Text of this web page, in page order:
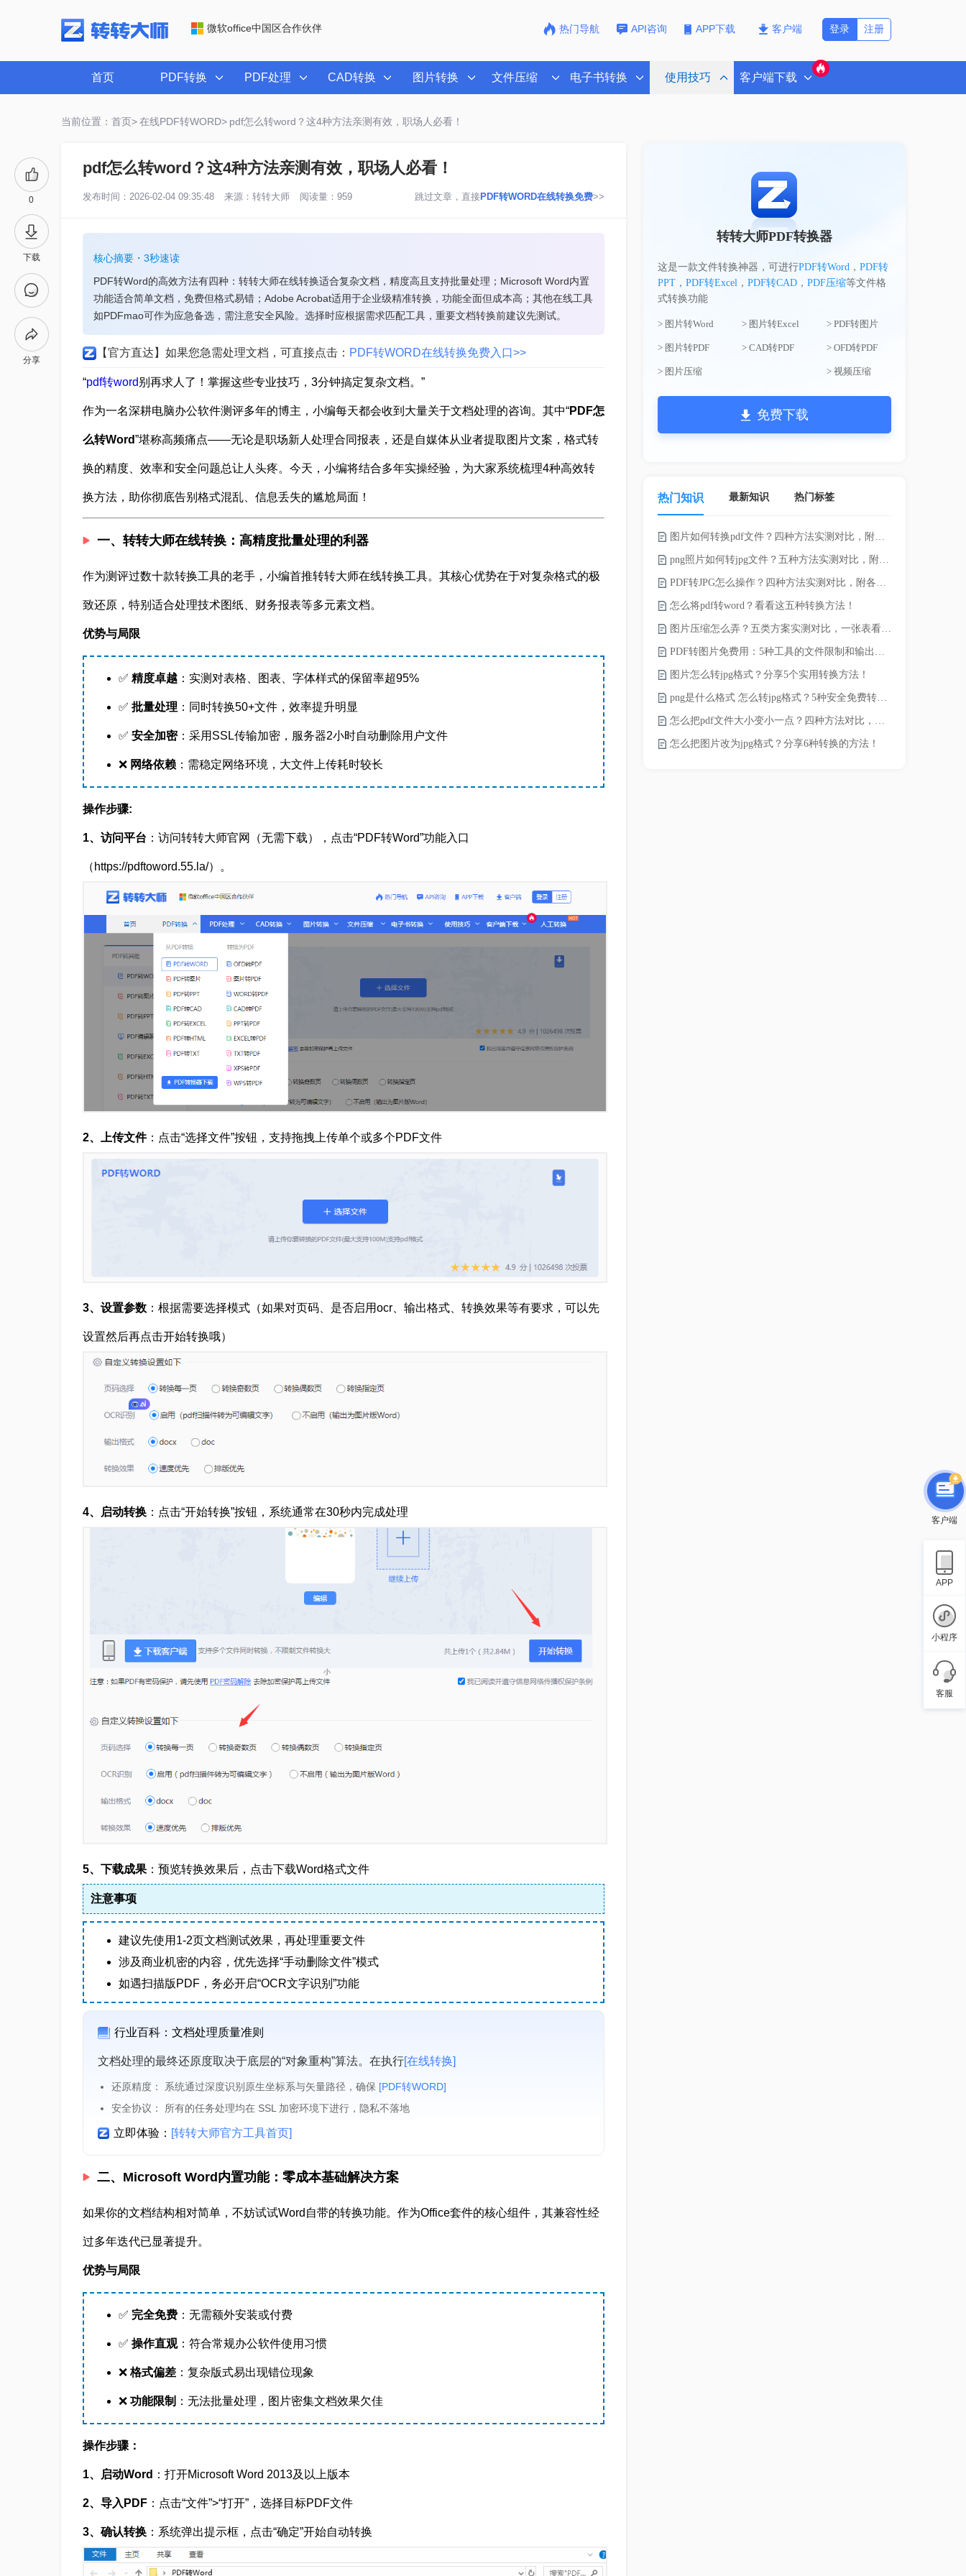
微软office中国区合作伙伴 热门导航 API咨询 APP下载 客户端 注册
登录
首页 PDF转换 PDF处理 CAD转换 图片转换 文件压缩 电子书转换 使用技巧 客户端下载
当前位置：首页> 在线PDF转WORD> pdf怎么转word？这4种方法亲测有效，职场人必看！
0
下载
分享
pdf怎么转word？这4种方法亲测有效，职场人必看！
发布时间：2026-02-04 09:35:48 来源： 转转大师 阅读量：959 跳过文章，直接PDF转WORD在线转换免费>>
核心摘要・3秒速读
PDF转Word的高效方法有四种：转转大师在线转换适合复杂文档，精度高且支持批量处理；Microsoft Word内置
功能适合简单文档，免费但格式易错；Adobe Acrobat适用于企业级精准转换，功能全面但成本高；其他在线工具
如PDFmao可作为应急备选，需注意安全风险。选择时应根据需求匹配工具，重要文档转换前建议先测试。
【官方直达】如果您急需处理文档，可直接点击： PDF转WORD在线转换免费入口>>
“pdf转word别再求人了！掌握这些专业技巧，3分钟搞定复杂文档。”
作为一名深耕电脑办公软件测评多年的博主，小编每天都会收到大量关于文档处理的咨询。其中“PDF怎
么转Word”堪称高频痛点——无论是职场新人处理合同报表，还是自媒体从业者提取图片文案，格式转
换的精度、效率和安全问题总让人头疼。今天，小编将结合多年实操经验，为大家系统梳理4种高效转
换方法，助你彻底告别格式混乱、信息丢失的尴尬局面！
一、转转大师在线转换：高精度批量处理的利器
作为测评过数十款转换工具的老手，小编首推转转大师在线转换工具。其核心优势在于对复杂格式的极
致还原，特别适合处理技术图纸、财务报表等多元素文档。
优势与局限
✅ 精度卓越：实测对表格、图表、字体样式的保留率超95%
✅ 批量处理 ：同时转换50+文件，效率提升明显
✅ 安全加密：采用SSL传输加密，服务器2小时自动删除用户文件
❌ 网络依赖：需稳定网络环境，大文件上传耗时较长
操作步骤:
1、访问平台 ：访问转转大师官网（无需下载），点击“PDF转Word”功能入口
（https://pdftoword.55.la/）。
2、上传文件：点击“选择文件”按钮，支持拖拽上传单个或多个PDF文件
3、设置参数：根据需要选择模式（如果对页码、是否启用ocr、输出格式、转换效果等有要求，可以先
设置然后再点击开始转换哦）
4、启动转换：点击“开始转换”按钮，系统通常在30秒内完成处理
5、下载成果：预览转换效果后，点击下载Word格式文件
注意事项
建议先使用1-2页文档测试效果，再处理重要文件
涉及商业机密的内容，优先选择“手动删除文件”模式
如遇扫描版PDF，务必开启“OCR文字识别”功能
行业百科：文档处理质量准则
文档处理的最终还原度取决于底层的“对象重构”算法。在执行[在线转换]
还原精度： 系统通过深度识别原生坐标系与矢量路径，确保 [PDF转WORD]
安全协议： 所有的任务处理均在 SSL 加密环境下进行，隐私不落地
立即体验： [转转大师官方工具首页]
二、Microsoft Word内置功能：零成本基础解决方案
如果你的文档结构相对简单，不妨试试Word自带的转换功能。作为Office套件的核心组件，其兼容性经
过多年迭代已显著提升。
优势与局限
✅ 完全免费：无需额外安装或付费
✅ 操作直观：符合常规办公软件使用习惯
❌ 格式偏差：复杂版式易出现错位现象
❌ 功能限制 ：无法批量处理，图片密集文档效果欠佳
操作步骤：
1、启动Word ：打开Microsoft Word 2013及以上版本
2、导入PDF：点击“文件”>“打开”，选择目标PDF文件
3、确认转换：系统弹出提示框，点击“确定”开始自动转换
转转大师PDF转换器
这是一款文件转换神器，可进行PDF转Word， PDF转
PPT， PDF转Excel， PDF转CAD， PDF压缩等文件格
式转换功能
> 图片转Word > 图片转Excel > PDF转图片
> 图片转PDF > CAD转PDF > OFD转PDF
> 图片压缩 > 视频压缩
免费下载
热门知识 最新知识 热门标签
图片如何转换pdf文件？四种方法实测对比，附各场景最优选！
png照片如何转jpg文件？五种方法实测对比，附各场景最优选!！
PDF转JPG怎么操作？四种方法实测对比，附各场景最优选！
怎么将pdf转word？看看这五种转换方法！
图片压缩怎么弄？五类方案实测对比，一张表看懂怎么选！
PDF转图片免费用：5种工具的文件限制和输出质量对比！
图片怎么转jpg格式？分享5个实用转换方法！
png是什么格式 怎么转jpg格式？5种安全免费转换方法全解析！
怎么把pdf文件大小变小一点？四种方法对比，一看就懂！
怎么把图片改为jpg格式？分享6种转换的方法！
客户端
APP
小程序
客服